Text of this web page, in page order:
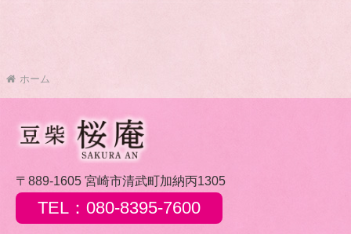
ホーム
〒889-1605 宮崎市清武町加納丙1305
TEL：080-8395-7600